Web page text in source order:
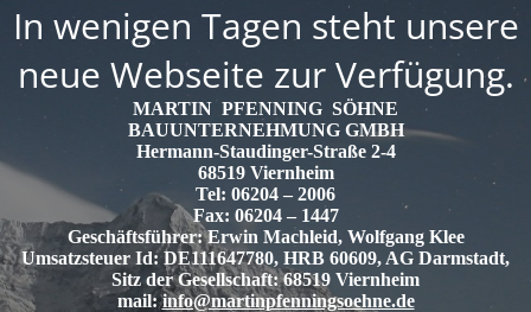
In wenigen Tagen steht unsere
neue Webseite zur Verfügung.
MARTIN PFENNING SÖHNE
BAUUNTERNEHMUNG GMBH
Hermann-Staudinger-Straße 2-4
68519 Viernheim
Tel: 06204 – 2006
Fax: 06204 – 1447
Geschäftsführer: Erwin Machleid, Wolfgang Klee
Umsatzsteuer Id: DE111647780, HRB 60609, AG Darmstadt,
Sitz der Gesellschaft: 68519 Viernheim
mail: info@martinpfenningsoehne.de